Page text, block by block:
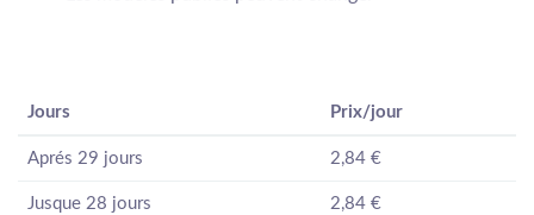
Jours Prix/jour
Aprés 29 jours 2,84 €
Jusque 28 jours 2,84 €